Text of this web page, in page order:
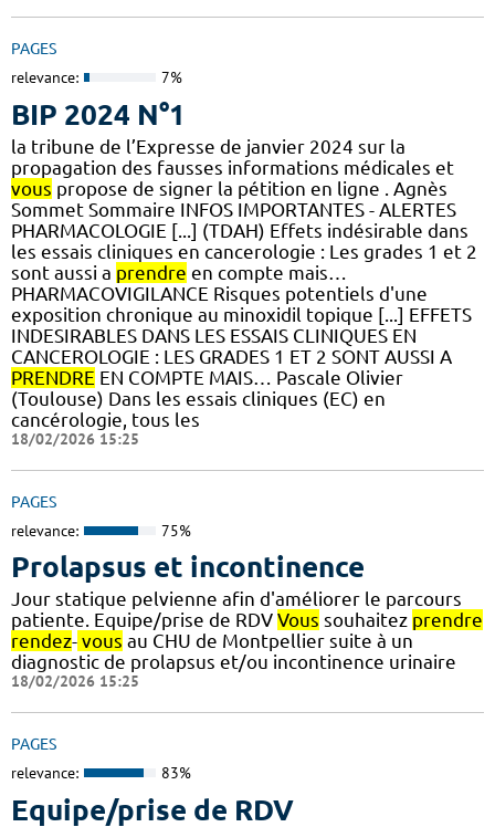
PAGES
relevance: 7%
BIP 2024 N°1
la tribune de l’Expresse de janvier 2024 sur la
propagation des fausses informations médicales et
vous propose de signer la pétition en ligne . Agnès
Sommet Sommaire INFOS IMPORTANTES - ALERTES
PHARMACOLOGIE [...] (TDAH) Effets indésirable dans
les essais cliniques en cancerologie : Les grades 1 et 2
sont aussi a prendre en compte mais…
PHARMACOVIGILANCE Risques potentiels d'une
exposition chronique au minoxidil topique [...] EFFETS
INDESIRABLES DANS LES ESSAIS CLINIQUES EN
CANCEROLOGIE : LES GRADES 1 ET 2 SONT AUSSI A
PRENDRE EN COMPTE MAIS… Pascale Olivier
(Toulouse) Dans les essais cliniques (EC) en
cancérologie, tous les
18/02/2026 15:25
PAGES
relevance: 75%
Prolapsus et incontinence
Jour statique pelvienne afin d'améliorer le parcours
patiente. Equipe/prise de RDV Vous souhaitez prendre
rendez- vous au CHU de Montpellier suite à un
diagnostic de prolapsus et/ou incontinence urinaire
18/02/2026 15:25
PAGES
relevance: 83%
Equipe/prise de RDV